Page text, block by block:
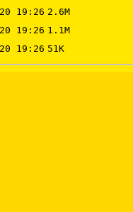
19:26 2.6M
19:26 1.1M
19:26 51K